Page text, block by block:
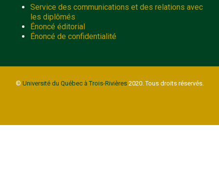
Service des communications et des relations avec
les diplômés
Énoncé éditorial
Énoncé de confidentialité
© Université du Québec à Trois-Rivières2020. Tous droits réservés.